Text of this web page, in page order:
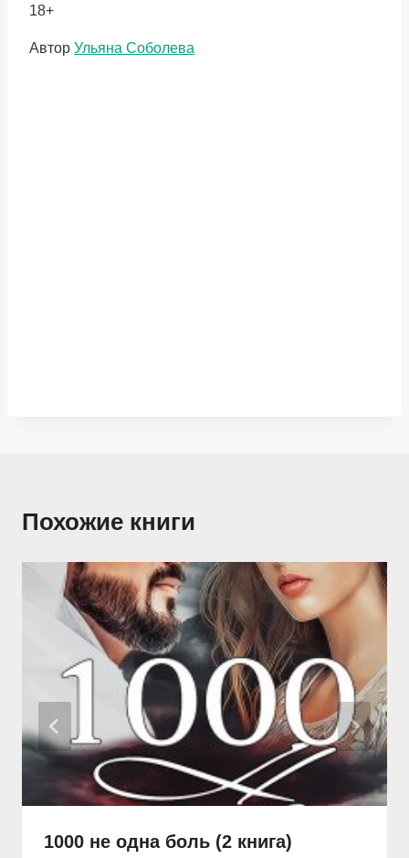
18+
Метки
Автор Ульяна Соболева
Похожие книги
1000 не одна боль (2 книга)